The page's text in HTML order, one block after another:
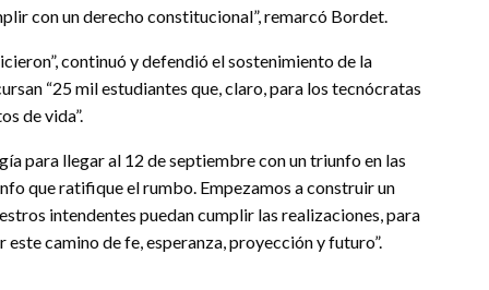
con un derecho constitucional”, remarcó Bordet.
continuó y defendió el sostenimiento de la
“25 mil estudiantes que, claro, para los tecnócratas
de vida”.
para llegar al 12 de septiembre con un triunfo en las
que ratifique el rumbo. Empezamos a construir un
intendentes puedan cumplir las realizaciones, para
camino de fe, esperanza, proyección y futuro”.